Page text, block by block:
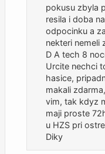
pokusu zbyla
resila i doba
odpocinku a
nekteri nemeli
D A tech 8
Urcite nechci
hasice,
makali
vim, tak kdyz
maji proste
u HZS pri
Diky